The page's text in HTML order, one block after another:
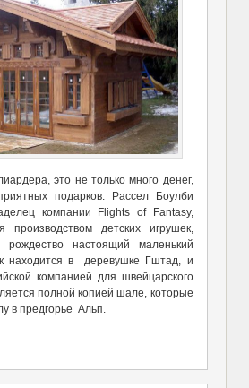
это не только много денег,
подарков. Рассел Боулби
компании Flights of Fantasy,
производством детских игрушек,
настоящий маленький
находится в деревушке Гштад, и
компанией для швейцарского
полной копией шале, которые
в предгорье Альп.